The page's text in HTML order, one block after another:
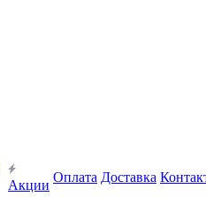
Акции
Оплата Доставка